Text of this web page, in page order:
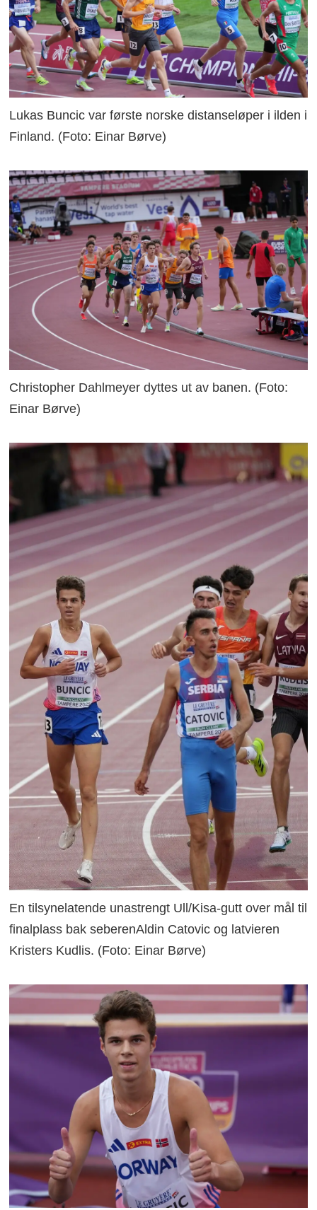
Lukas Buncic var første norske distanseløper i ilden i
Finland. (Foto: Einar Børve)
Christopher Dahlmeyer dyttes ut av banen. (Foto:
Einar Børve)
En tilsynelatende unastrengt Ull/Kisa-gutt over mål til
finalplass bak seberenAldin Catovic og latvieren
Kristers Kudlis. (Foto: Einar Børve)